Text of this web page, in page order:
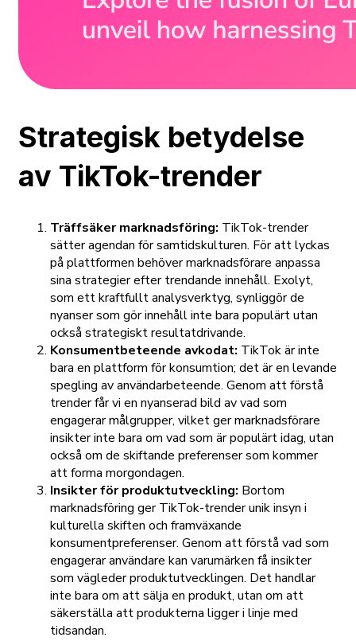
Strategisk betydelse
av TikTok-trender
Träffsäker marknadsföring: TikTok-trender
sätter agendan för samtidskulturen. För att lyckas
på plattformen behöver marknadsförare anpassa
sina strategier efter trendande innehåll. Exolyt,
som ett kraftfullt analysverktyg, synliggör de
nyanser som gör innehåll inte bara populärt utan
också strategiskt resultatdrivande.
Konsumentbeteende avkodat: TikTok är inte
bara en plattform för konsumtion; det är en levande
spegling av användarbeteende. Genom att förstå
trender får vi en nyanserad bild av vad som
engagerar målgrupper, vilket ger marknadsförare
insikter inte bara om vad som är populärt idag, utan
också om de skiftande preferenser som kommer
att forma morgondagen.
Insikter för produktutveckling: Bortom
marknadsföring ger TikTok-trender unik insyn i
kulturella skiften och framväxande
konsumentpreferenser. Genom att förstå vad som
engagerar användare kan varumärken få insikter
som vägleder produktutvecklingen. Det handlar
inte bara om att sälja en produkt, utan om att
säkerställa att produkterna ligger i linje med
tidsandan.